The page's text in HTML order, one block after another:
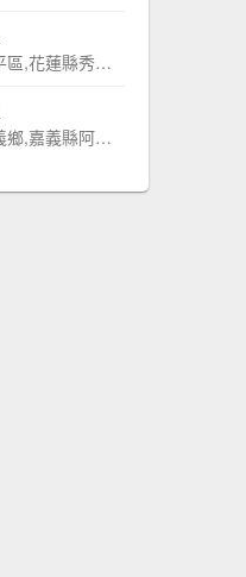
臺中市和平區,花蓮縣秀林鄉
南投縣信義鄉,嘉義縣阿里山鄉